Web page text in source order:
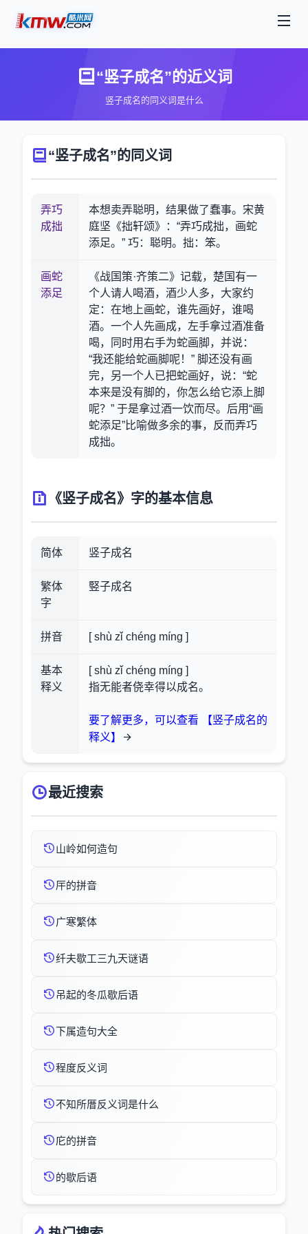
“竖子成名”的近义词
竖子成名的同义词是什么
“竖子成名”的同义词
弄巧
成拙
本想卖弄聪明，结果做了蠢事。宋黄
庭坚《拙轩颂》：“弄巧成拙，画蛇
添足。” 巧：聪明。拙：笨。
画蛇
添足
《战国策·齐策二》记载，楚国有一
个人请人喝酒，酒少人多，大家约
定：在地上画蛇，谁先画好，谁喝
酒。一个人先画成，左手拿过酒准备
喝，同时用右手为蛇画脚，并说：
“我还能给蛇画脚呢！” 脚还没有画
完，另一个人已把蛇画好，说：“蛇
本来是没有脚的，你怎么给它添上脚
呢？” 于是拿过酒一饮而尽。后用“画
蛇添足”比喻做多余的事，反而弄巧
成拙。
《竖子成名》字的基本信息
简体 竖子成名
繁体
字
竪子成名
拼音 [ shù zǐ chéng míng ]
基本
释义
[ shù zǐ chéng míng ]
指无能者侥幸得以成名。
要了解更多，可以查看 【竖子成名的
释义】
最近搜索
山岭如何造句
厈的拼音
广寒繁体
纤夫歇工三九天谜语
吊起的冬瓜歇后语
下属造句大全
程度反义词
不知所厝反义词是什么
庀的拼音
的歇后语